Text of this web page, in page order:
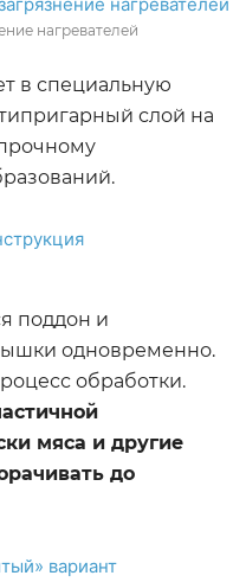
нагревателей
в специальную
слой на
поддон и
одновременно.
обработки.
мяса и другие
до